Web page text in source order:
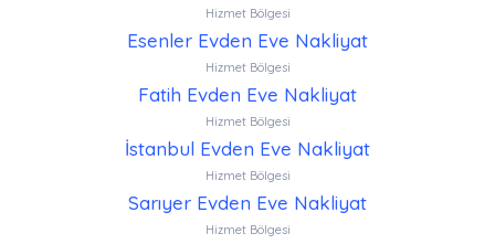
Hizmet Bölgesi
Esenler Evden Eve Nakliyat
Hizmet Bölgesi
Fatih Evden Eve Nakliyat
Hizmet Bölgesi
İstanbul Evden Eve Nakliyat
Hizmet Bölgesi
Sarıyer Evden Eve Nakliyat
Hizmet Bölgesi